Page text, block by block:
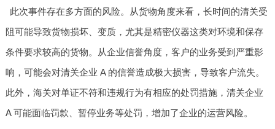
此次事件存在多方面的风险。从货物角度来看，长时间的清关受
阻可能导致货物损坏、变质，尤其是精密仪器这类对环境和保存
条件要求较高的货物。从企业信誉角度，客户的业务受到严重影
响，可能会对清关企业 A 的信誉造成极大损害，导致客户流失。
此外，海关对单证不符和违规行为有相应的处罚措施，清关企业
A 可能面临罚款、暂停业务等处罚，增加了企业的运营风险。